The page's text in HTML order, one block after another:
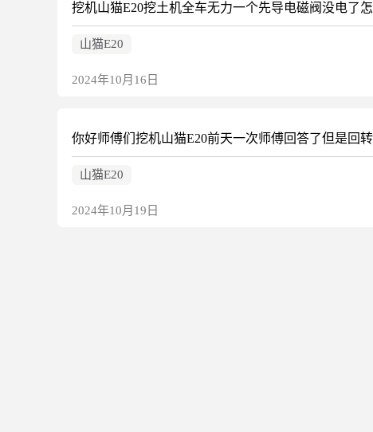
挖机山猫E20挖土机全车无力一个先导电磁阀没电了
山猫E20
2024年10月16日
你好师傅们挖机山猫E20前天一次师傅回答了但是回
山猫E20
2024年10月19日